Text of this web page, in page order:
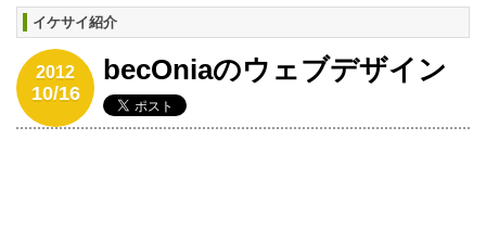
イケサイ紹介
2012
10/16
becOniaのウェブデザイン